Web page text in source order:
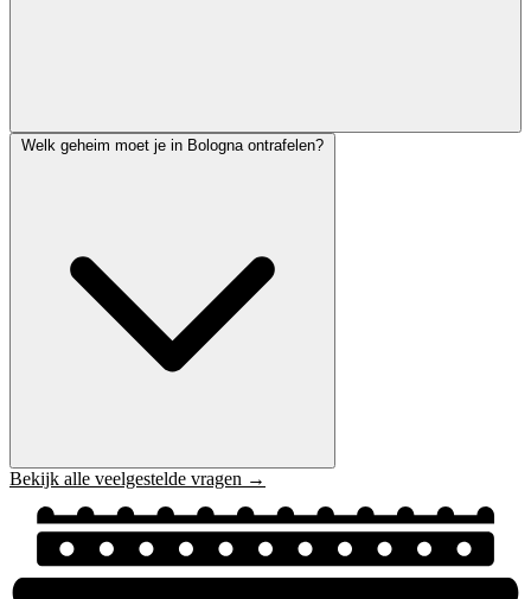
Welk geheim moet je in Bologna ontrafelen?
Bekijk alle veelgestelde vragen →